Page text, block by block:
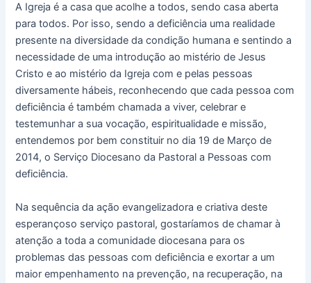
A Igreja é a casa que acolhe a todos, sendo casa aberta
para todos. Por isso, sendo a deficiência uma realidade
presente na diversidade da condição humana e sentindo a
necessidade de uma introdução ao mistério de Jesus
Cristo e ao mistério da Igreja com e pelas pessoas
diversamente hábeis, reconhecendo que cada pessoa com
deficiência é também chamada a viver, celebrar e
testemunhar a sua vocação, espiritualidade e missão,
entendemos por bem constituir no dia 19 de Março de
2014, o Serviço Diocesano da Pastoral a Pessoas com
deficiência.
Na sequência da ação evangelizadora e criativa deste
esperançoso serviço pastoral, gostaríamos de chamar à
atenção a toda a comunidade diocesana para os
problemas das pessoas com deficiência e exortar a um
maior empenhamento na prevenção, na recuperação, na